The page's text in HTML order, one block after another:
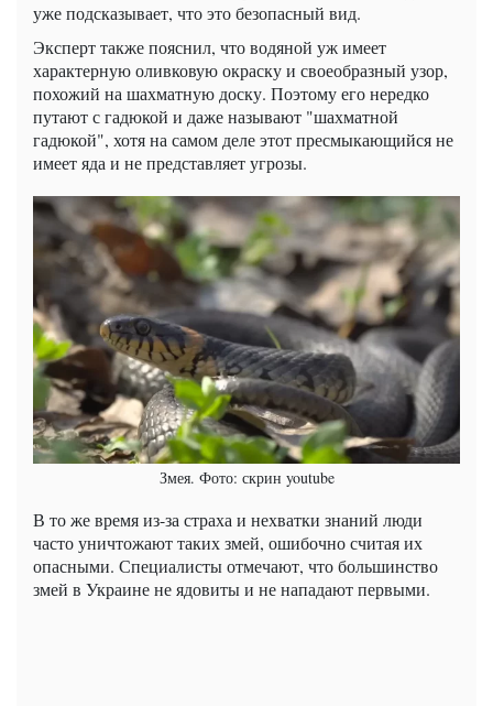
уже подсказывает, что это безопасный вид.
Эксперт также пояснил, что водяной уж имеет
характерную оливковую окраску и своеобразный узор,
похожий на шахматную доску. Поэтому его нередко
путают с гадюкой и даже называют "шахматной
гадюкой", хотя на самом деле этот пресмыкающийся не
имеет яда и не представляет угрозы.
Змея. Фото: скрин youtube
В то же время из-за страха и нехватки знаний люди
часто уничтожают таких змей, ошибочно считая их
опасными. Специалисты отмечают, что большинство
змей в Украине не ядовиты и не нападают первыми.